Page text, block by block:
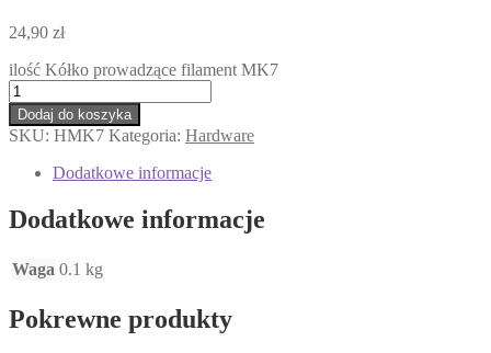
24,90 zł
ilość Kółko prowadzące filament MK7
Dodaj do koszyka
SKU: HMK7 Kategoria: Hardware
Dodatkowe informacje
Dodatkowe informacje
Waga 0.1 kg
Pokrewne produkty